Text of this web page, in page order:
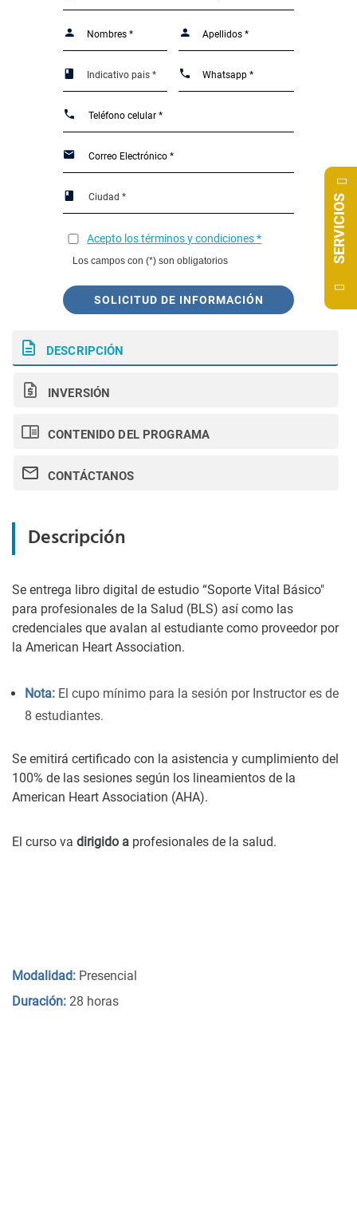
Acepto los términos y condiciones *
Los campos con (*) son obligatorios
SOLICITUD DE INFORMACIÓN
DESCRIPCIÓN
INVERSIÓN
CONTENIDO DEL PROGRAMA
CONTÁCTANOS
Descripción
Se entrega libro digital de estudio “Soporte Vital Básico"
para profesionales de la Salud (BLS) así como las
credenciales que avalan al estudiante como proveedor por
la American Heart Association.
Nota: El cupo mínimo para la sesión por Instructor es de
8 estudiantes.
Se emitirá certificado con la asistencia y cumplimiento del
100% de las sesiones según los lineamientos de la
American Heart Association (AHA).
El curso va dirigido a profesionales de la salud.
Modalidad: Presencial
Duración: 28 horas
SERVICIOS